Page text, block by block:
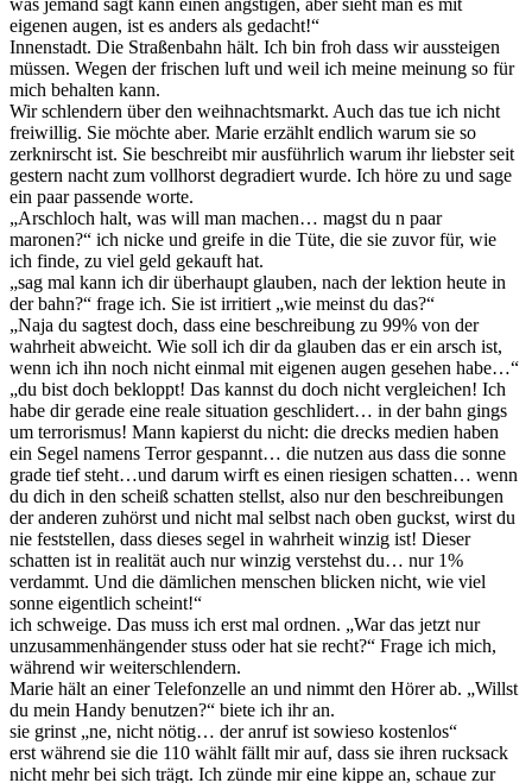
was jemand sagt kann einen ängstigen, aber sieht man es mit
eigenen augen, ist es anders als gedacht!“
Innenstadt. Die Straßenbahn hält. Ich bin froh dass wir aussteigen
müssen. Wegen der frischen luft und weil ich meine meinung so für
mich behalten kann.
Wir schlendern über den weihnachtsmarkt. Auch das tue ich nicht
freiwillig. Sie möchte aber. Marie erzählt endlich warum sie so
zerknirscht ist. Sie beschreibt mir ausführlich warum ihr liebster seit
gestern nacht zum vollhorst degradiert wurde. Ich höre zu und sage
ein paar passende worte.
„Arschloch halt, was will man machen… magst du n paar
maronen?“ ich nicke und greife in die Tüte, die sie zuvor für, wie
ich finde, zu viel geld gekauft hat.
„sag mal kann ich dir überhaupt glauben, nach der lektion heute in
der bahn?“ frage ich. Sie ist irritiert „wie meinst du das?“
„Naja du sagtest doch, dass eine beschreibung zu 99% von der
wahrheit abweicht. Wie soll ich dir da glauben das er ein arsch ist,
wenn ich ihn noch nicht einmal mit eigenen augen gesehen habe…“
„du bist doch bekloppt! Das kannst du doch nicht vergleichen! Ich
habe dir gerade eine reale situation geschlidert… in der bahn gings
um terrorismus! Mann kapierst du nicht: die drecks medien haben
ein Segel namens Terror gespannt… die nutzen aus dass die sonne
grade tief steht…und darum wirft es einen riesigen schatten… wenn
du dich in den scheiß schatten stellst, also nur den beschreibungen
der anderen zuhörst und nicht mal selbst nach oben guckst, wirst du
nie feststellen, dass dieses segel in wahrheit winzig ist! Dieser
schatten ist in realität auch nur winzig verstehst du… nur 1%
verdammt. Und die dämlichen menschen blicken nicht, wie viel
sonne eigentlich scheint!“
ich schweige. Das muss ich erst mal ordnen. „War das jetzt nur
unzusammenhängender stuss oder hat sie recht?“ Frage ich mich,
während wir weiterschlendern.
Marie hält an einer Telefonzelle an und nimmt den Hörer ab. „Willst
du mein Handy benutzen?“ biete ich ihr an.
sie grinst „ne, nicht nötig… der anruf ist sowieso kostenlos“
erst während sie die 110 wählt fällt mir auf, dass sie ihren rucksack
nicht mehr bei sich trägt. Ich zünde mir eine kippe an, schaue zur